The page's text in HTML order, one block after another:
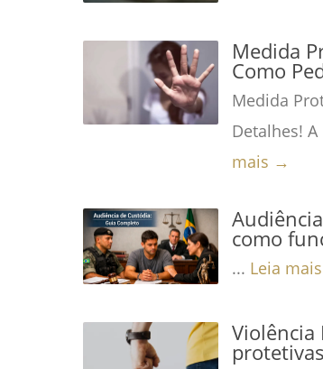
Medida
Como
Medida
Detalhes!
mais →
como
... Leia
Violência